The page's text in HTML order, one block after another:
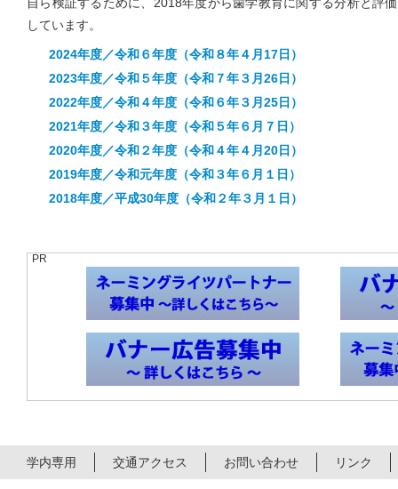
自ら検証するために、2018年度から歯学教育に関する分析と評
しています。
2024年度／令和６年度（令和８年４月17日）
2023年度／令和５年度（令和７年３月26日）
2022年度／令和４年度（令和６年３月25日）
2021年度／令和３年度（令和５年６月７日）
2020年度／令和２年度（令和４年４月20日）
2019年度／令和元年度（令和３年６月１日）
2018年度／平成30年度（令和２年３月１日）
PR
学内専用 交通アクセス お問い合わせ リンク